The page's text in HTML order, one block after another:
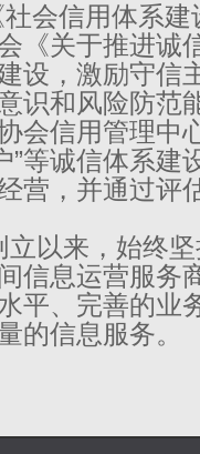
信用体系建
《关于推进诚
设，激励守信
识和风险防范
会信用管理中
”等诚信体系
营，并通过评
来，始终坚
信息运营服务
平、完善的业
的信息服务。